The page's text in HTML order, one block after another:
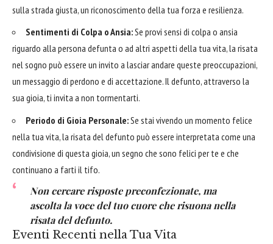
sulla strada giusta, un riconoscimento della tua forza e resilienza.
Sentimenti di Colpa o Ansia:Se provi sensi di colpa o ansia
riguardo alla persona defunta o ad altri aspetti della tua vita, la risata
nel sogno può essere un invito a lasciar andare queste preoccupazioni,
un messaggio di perdono e di accettazione. Il defunto, attraverso la
sua gioia, ti invita a non tormentarti.
Periodo di Gioia Personale:Se stai vivendo un momento felice
nella tua vita, la risata del defunto può essere interpretata come una
condivisione di questa gioia, un segno che sono felici per te e che
continuano a farti il tifo.
Non cercare risposte preconfezionate, ma
ascolta la voce del tuo cuore che risuona nella
risata del defunto.
Eventi Recenti nella Tua Vita